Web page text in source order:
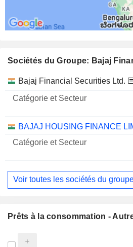
Sociétés du Groupe: Bajaj
Nom
Catégorie
Secteur
Bajaj Financial Securities Ltd.
BAJAJ HOUSING FINANCE
Voir toutes les sociétés du
Prêts à la consommation -